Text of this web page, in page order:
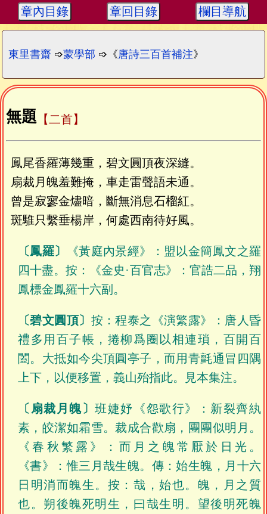
章內目錄 章回目錄 欄目導航
東里書齋 ➩蒙學部 ➩《唐詩三百首補注》
無題 【二首】
鳳尾香羅薄幾重，碧文圓頂夜深縫。
扇裁月魄羞難掩，車走雷聲語未通。
曾是寂寥金燼暗，斷無消息石榴紅。
斑騅只繫垂楊岸，何處西南待好風。
〔鳳羅〕
《黃庭內景經》：盟以金簡鳳文之羅
四十盡。按：《金史·百官志》：官誥二品，翔
鳳標金鳳羅十六副。
〔碧文圓頂〕 按：程泰之《演繁露》：唐人昏
禮多用百子帳，捲柳爲圈以相連瑣，百開百
闔。大抵如今尖頂圓亭子，而用青氈通冒四隅
上下，以便移置，義山殆指此。見本集注。
〔扇裁月魄〕班婕妤《怨歌行》：新裂齊紈
素，皎潔如霜雪。裁成合歡扇，團團似明月。
《春秋繁露》：而月之魄常厭於日光。
《書》：惟三月哉生魄。傳：始生魄，月十六
日明消而魄生。按：哉，始也。魄，月之質
也。朔後魄死明生，曰哉生明。望後明死魄